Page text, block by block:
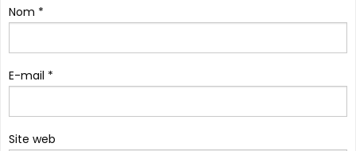
Nom *
E-mail *
Site web